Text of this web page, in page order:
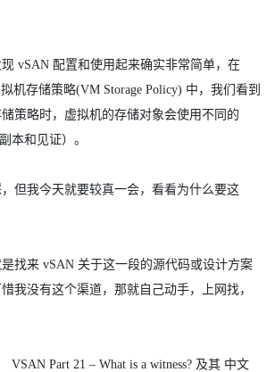
vSAN 配置和使用起来确实非常简单，在
机存储策略(VM Storage Policy) 中，我们看到
策略时，虚拟机的存储对象会使用不同的
本和见证）。
但我今天就要较真一会，看看为什么要这
找来 vSAN 关于这一段的源代码或设计方案
我没有这个渠道，那就自己动手，上网找，
VSAN Part 21 – What is a witness? 及其 中文